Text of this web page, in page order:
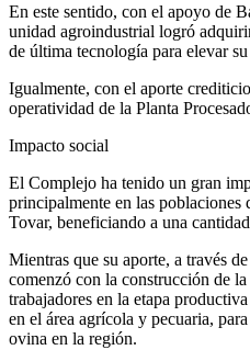
En este sentido, con el apoyo de
unidad agroindustrial logró
de última tecnología para elevar
Igualmente, con el aporte
operatividad de la Planta
Impacto social
El Complejo ha tenido un gran
principalmente en las
Tovar, beneficiando a una
Mientras que su aporte, a través
comenzó con la construcción de
trabajadores en la etapa
en el área agrícola y pecuaria,
ovina en la región.